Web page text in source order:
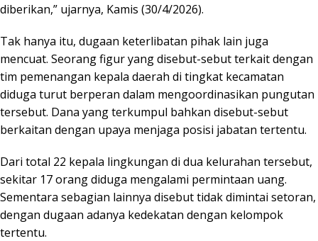
diberikan,” ujarnya, Kamis (30/4/2026).
Tak hanya itu, dugaan keterlibatan pihak lain juga
mencuat. Seorang figur yang disebut-sebut terkait dengan
tim pemenangan kepala daerah di tingkat kecamatan
diduga turut berperan dalam mengoordinasikan pungutan
tersebut. Dana yang terkumpul bahkan disebut-sebut
berkaitan dengan upaya menjaga posisi jabatan tertentu.
Dari total 22 kepala lingkungan di dua kelurahan tersebut,
sekitar 17 orang diduga mengalami permintaan uang.
Sementara sebagian lainnya disebut tidak dimintai setoran,
dengan dugaan adanya kedekatan dengan kelompok
tertentu.